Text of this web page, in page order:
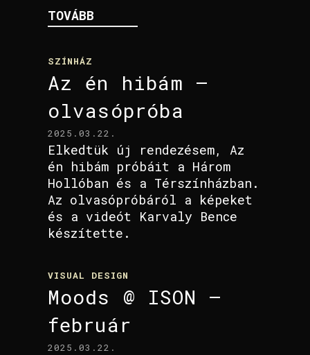
TOVÁBB
SZÍNHÁZ
Az én hibám –
olvasópróba
2025.03.22.
Elkedtük új rendezésem, Az
én hibám próbáit a Három
Hollóban és a Térszínházban.
Az olvasópróbáról a képeket
és a videót Karvaly Bence
készítette.
VISUAL DESIGN
Moods @ ISON –
február
2025.03.22.